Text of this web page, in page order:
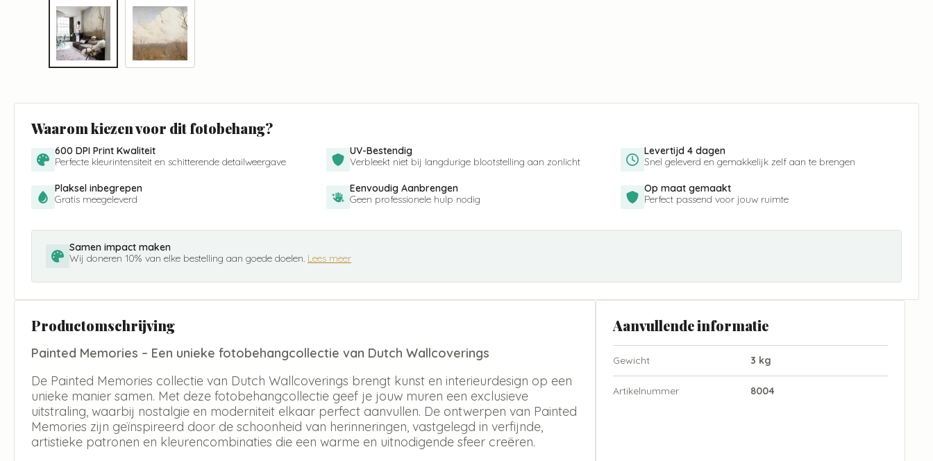
Waarom kiezen voor dit fotobehang?
600 DPI Print Kwaliteit
Perfecte kleurintensiteit en schitterende detailweergave
UV-Bestendig
Verbleekt niet bij langdurige blootstelling aan zonlicht
Levertijd 4 dagen
Snel geleverd en gemakkelijk zelf aan te brengen
Plaksel inbegrepen
Gratis meegeleverd
Eenvoudig Aanbrengen
Geen professionele hulp nodig
Op maat gemaakt
Perfect passend voor jouw ruimte
Samen impact maken
Wij doneren 10% van elke bestelling aan goede doelen. Lees meer
Productomschrijving
Painted Memories – Een unieke fotobehangcollectie van Dutch Wallcoverings
De Painted Memories collectie van Dutch Wallcoverings brengt kunst en interieurdesign op een
unieke manier samen. Met deze fotobehangcollectie geef je jouw muren een exclusieve
uitstraling, waarbij nostalgie en moderniteit elkaar perfect aanvullen. De ontwerpen van Painted
Memories zijn geïnspireerd door de schoonheid van herinneringen, vastgelegd in verfijnde,
artistieke patronen en kleurencombinaties die een warme en uitnodigende sfeer creëren.
Aanvullende informatie
Gewicht 3 kg
Artikelnummer 8004